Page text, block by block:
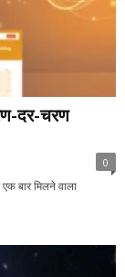
दर-चरण
0
बार मिलने वाला